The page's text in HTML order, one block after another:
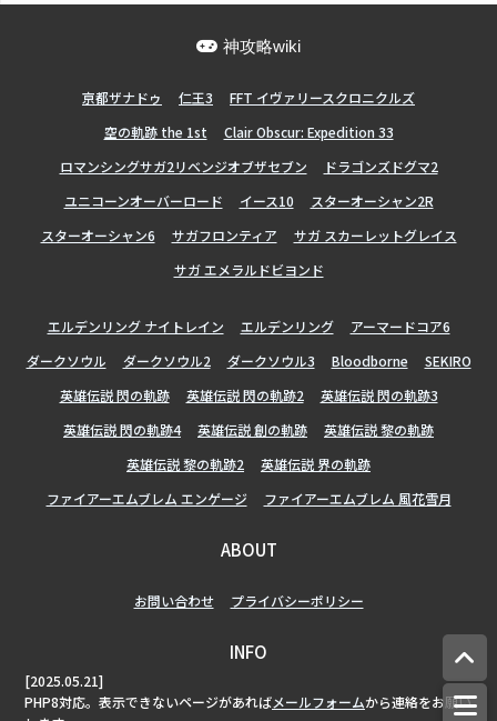
神攻略wiki
亰都ザナドゥ 仁王3
FFT イヴァリースクロニクルズ
空の軌跡 the 1st
Clair Obscur: Expedition 33
ロマンシングサガ2リベンジオブザセブン
ドラゴンズドグマ2
ユニコーンオーバーロード
イース10
スターオーシャン2R
スターオーシャン6
サガフロンティア
サガ スカーレットグレイス
サガ エメラルドビヨンド
エルデンリング ナイトレイン エルデンリング
アーマードコア6
ダークソウル
ダークソウル2 ダークソウル3 Bloodborne
SEKIRO
英雄伝説 閃の軌跡
英雄伝説 閃の軌跡2
英雄伝説 閃の軌跡3
英雄伝説 閃の軌跡4
英雄伝説 創の軌跡
英雄伝説 黎の軌跡
英雄伝説 黎の軌跡2
英雄伝説 界の軌跡
ファイアーエムブレム エンゲージ
ファイアーエムブレム 風花雪月
ABOUT
お問い合わせ プライバシーポリシー
INFO
[2025.05.21]
PHP8対応。表示できないページがあればメールフォームから連絡をお願い